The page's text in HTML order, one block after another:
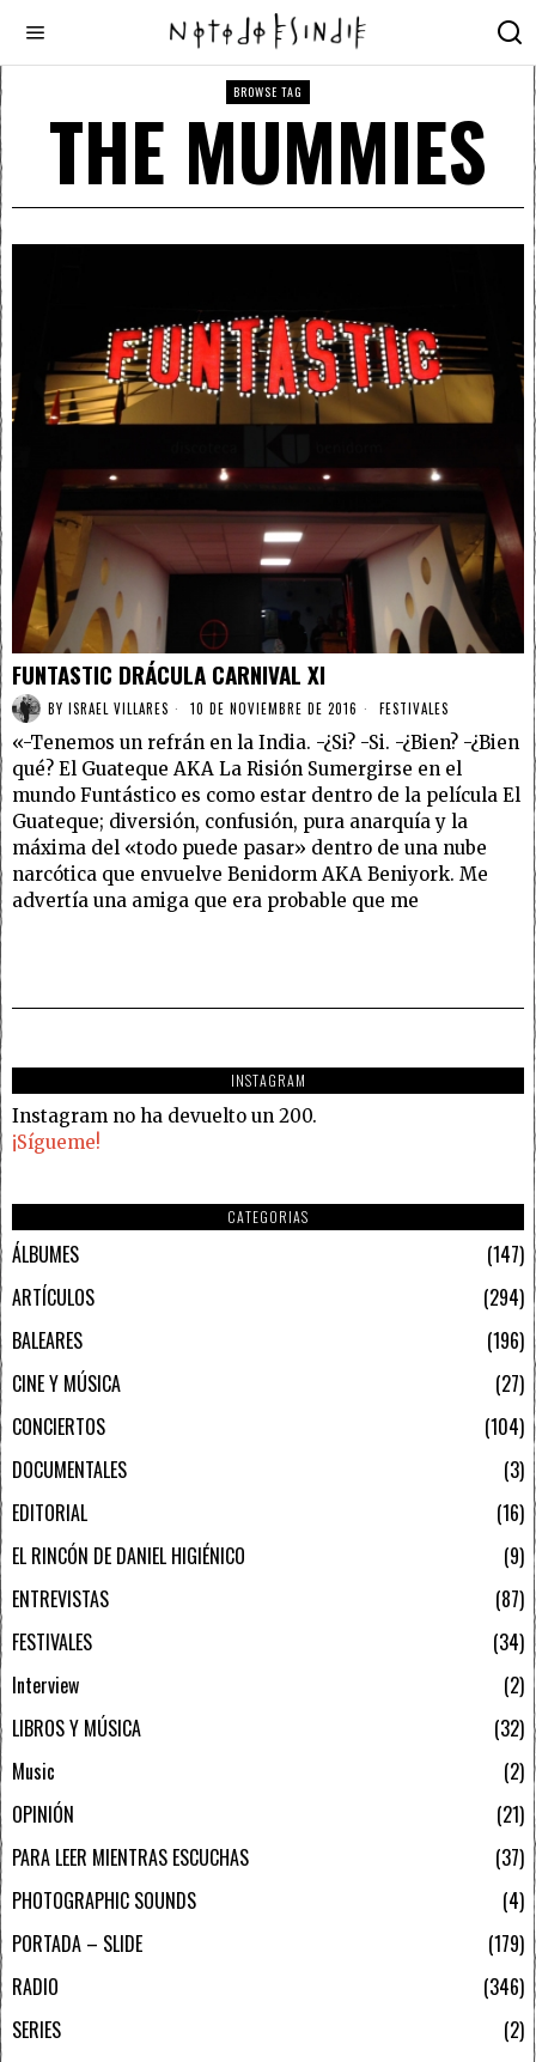
BROWSE TAG
THE MUMMIES
FUNTASTIC DRÁCULA CARNIVAL XI
BY ISRAEL VILLARES 10 DE NOVIEMBRE DE 2016 FESTIVALES
«-Tenemos un refrán en la India. -¿Si? -Si. -¿Bien? -¿Bien
qué? El Guateque AKA La Risión Sumergirse en el
mundo Funtástico es como estar dentro de la película El
Guateque; diversión, confusión, pura anarquía y la
máxima del «todo puede pasar» dentro de una nube
narcótica que envuelve Benidorm AKA Beniyork. Me
advertía una amiga que era probable que me
INSTAGRAM
Instagram no ha devuelto un 200.
¡Sígueme!
CATEGORIAS
ÁLBUMES
147
ARTÍCULOS
294
BALEARES
196
CINE Y MÚSICA
27
CONCIERTOS
104
DOCUMENTALES
3
EDITORIAL
16
EL RINCÓN DE DANIEL HIGIÉNICO
9
ENTREVISTAS
87
FESTIVALES
34
Interview
2
LIBROS Y MÚSICA
32
Music
2
OPINIÓN
21
PARA LEER MIENTRAS ESCUCHAS
37
PHOTOGRAPHIC SOUNDS
4
PORTADA – SLIDE
179
RADIO
346
SERIES
2